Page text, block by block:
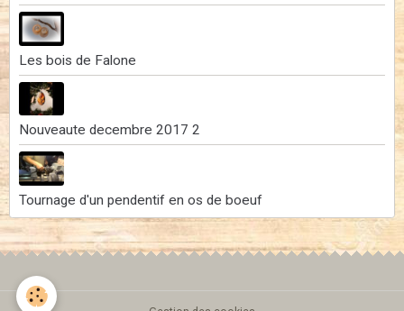
Les bois de Falone
Nouveaute decembre 2017 2
Tournage d'un pendentif en os de boeuf